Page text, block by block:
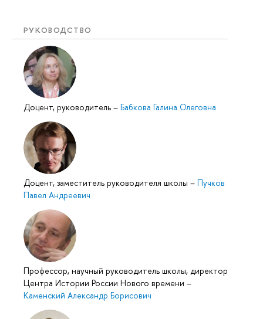
РУКОВОДСТВО
Доцент, руководитель – Бабкова Галина Олеговна
Доцент, заместитель руководителя школы – Пучков
Павел Андреевич
Профессор, научный руководитель школы, директор
Центра Истории России Нового времени –
Каменский Александр Борисович